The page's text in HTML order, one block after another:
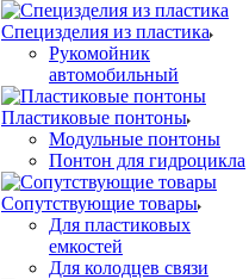
Специзделия из пластика
Рукомойник
автомобильный
Пластиковые понтоны
Модульные понтоны
Понтон для гидроцикла
Сопутствующие товары
Для пластиковых
емкостей
Для колодцев связи